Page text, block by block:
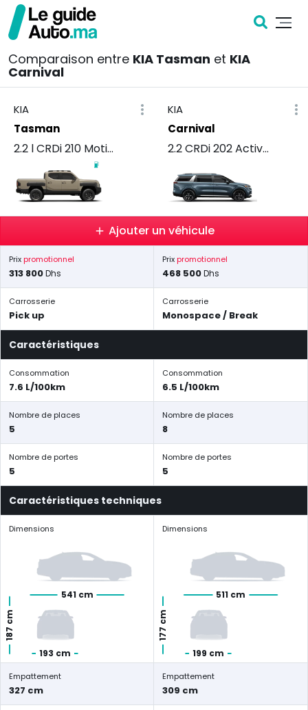
Comparaison entre KIA Tasman et KIA
Carnival
KIA
Tasman
2.2 l CRDi 210 Motion+ Simple Cabine
KIA
Carnival
2.2 CRDi 202 Active+ BVA
Ajouter un véhicule
Prix promotionnel
313 800Dhs
Prix promotionnel
468 500Dhs
Carrosserie
Pick up
Carrosserie
Monospace / Break
Caractéristiques
Consommation
7.6 L/100km
Consommation
6.5 L/100km
Nombre de places
5
Nombre de places
8
Nombre de portes
5
Nombre de portes
5
Caractéristiques techniques
Dimensions
541 cm
193 cm
187 cm
Dimensions
511 cm
199 cm
177 cm
Empattement
327 cm
Empattement
309 cm